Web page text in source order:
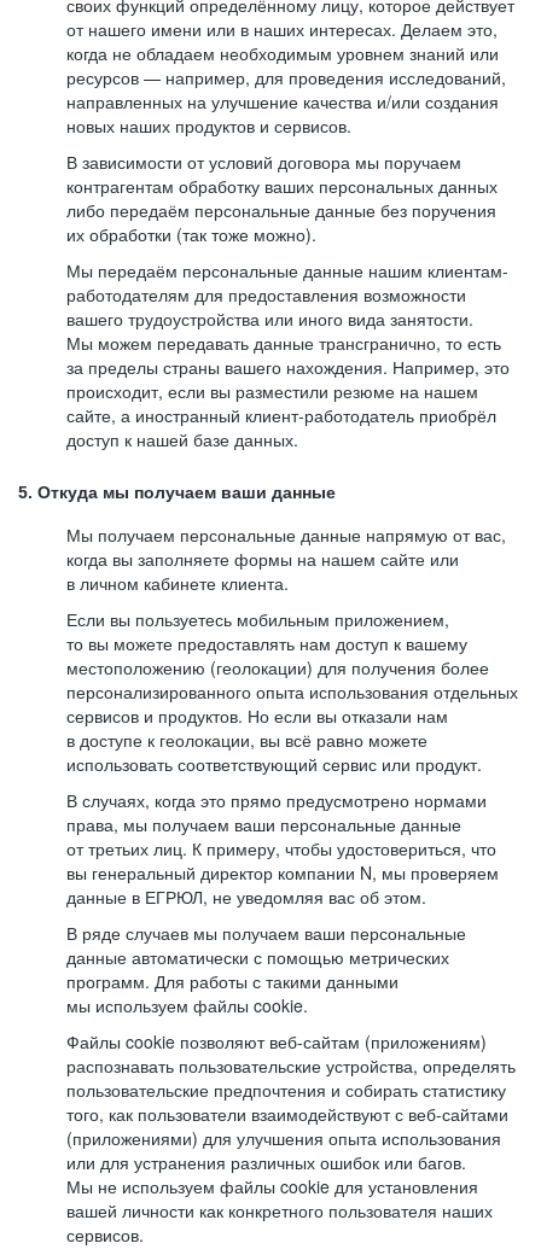
своих функций определённому лицу, которое действует
от нашего имени или в наших интересах. Делаем это,
когда не обладаем необходимым уровнем знаний или
ресурсов — например, для проведения исследований,
направленных на улучшение качества и/или создания
новых наших продуктов и сервисов.
В зависимости от условий договора мы поручаем
контрагентам обработку ваших персональных данных
либо передаём персональные данные без поручения
их обработки (так тоже можно).
Мы передаём персональные данные нашим клиентам-
работодателям для предоставления возможности
вашего трудоустройства или иного вида занятости.
Мы можем передавать данные трансгранично, то есть
за пределы страны вашего нахождения. Например, это
происходит, если вы разместили резюме на нашем
сайте, а иностранный клиент-работодатель приобрёл
доступ к нашей базе данных.
5. Откуда мы получаем ваши данные
Мы получаем персональные данные напрямую от вас,
когда вы заполняете формы на нашем сайте или
в личном кабинете клиента.
Если вы пользуетесь мобильным приложением,
то вы можете предоставлять нам доступ к вашему
местоположению (геолокации) для получения более
персонализированного опыта использования отдельных
сервисов и продуктов. Но если вы отказали нам
в доступе к геолокации, вы всё равно можете
использовать соответствующий сервис или продукт.
В случаях, когда это прямо предусмотрено нормами
права, мы получаем ваши персональные данные
от третьих лиц. К примеру, чтобы удостовериться, что
вы генеральный директор компании N, мы проверяем
данные в ЕГРЮЛ, не уведомляя вас об этом.
В ряде случаев мы получаем ваши персональные
данные автоматически с помощью метрических
программ. Для работы с такими данными
мы используем файлы cookie.
Файлы cookie позволяют веб-сайтам (приложениям)
распознавать пользовательские устройства, определять
пользовательские предпочтения и собирать статистику
того, как пользователи взаимодействуют с веб-сайтами
(приложениями) для улучшения опыта использования
или для устранения различных ошибок или багов.
Мы не используем файлы cookie для установления
вашей личности как конкретного пользователя наших
сервисов.